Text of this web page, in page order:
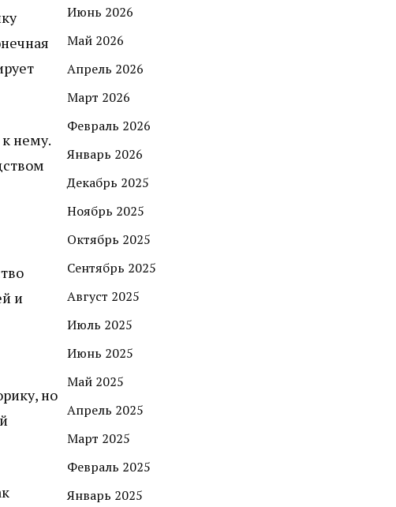
нему.
и
но
Июнь 2026
Май 2026
Апрель 2026
Март 2026
Февраль 2026
Январь 2026
Декабрь 2025
Ноябрь 2025
Октябрь 2025
Сентябрь 2025
Август 2025
Июль 2025
Июнь 2025
Май 2025
Апрель 2025
Март 2025
Февраль 2025
Январь 2025